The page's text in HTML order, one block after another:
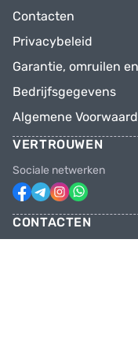
Contacten
Privacybeleid
Garantie, omruilen
Bedrijfsgegevens
Algemene
VERTROUWEN
Sociale netwerken
CONTACTEN